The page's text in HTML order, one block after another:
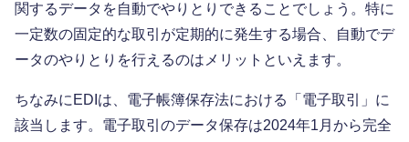
関するデータを自動でやりとりできることでしょう。特に
一定数の固定的な取引が定期的に発生する場合、自動でデ
ータのやりとりを行えるのはメリットといえます。
ちなみにEDIは、電子帳簿保存法における「電子取引」に
該当します。電子取引のデータ保存は2024年1月から完全